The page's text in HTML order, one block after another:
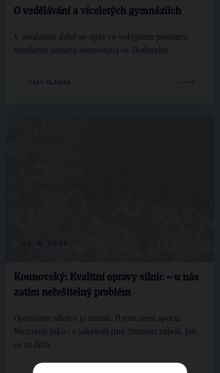
O vzdělávání a víceletých gymnáziích
V současné době se opět ve veřejném prostoru
rozebírají témata související se školstvím.
CELÝ ČLÁNEK
Kounovský: Kvalitní opravy silnic – u nás
zatím neřešitelný problém
Opravovat silnice je nutné. O tom není sporu.
Nicméně jako i v jakékoli jiné činnosti záleží, jak
se to dělá.